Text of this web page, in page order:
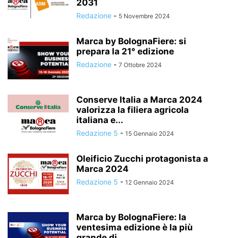
2031
Redazione - 5 Novembre 2024
Marca by BolognaFiere: si
prepara la 21° edizione
Redazione - 7 Ottobre 2024
Conserve Italia a Marca 2024
valorizza la filiera agricola
italiana e...
Redazione 5 - 15 Gennaio 2024
Oleificio Zucchi protagonista a
Marca 2024
Redazione 5 - 12 Gennaio 2024
Marca by BolognaFiere: la
ventesima edizione è la più